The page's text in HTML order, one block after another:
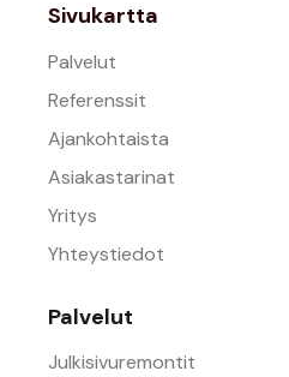
Sivukartta
Palvelut
Referenssit
Ajankohtaista
Asiakastarinat
Yritys
Yhteystiedot
Palvelut
Julkisivuremontit